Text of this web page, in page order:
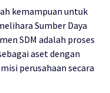
kemampuan untuk
Sumber Daya
SDM adalah proses
aset dengan
perusahaan secara